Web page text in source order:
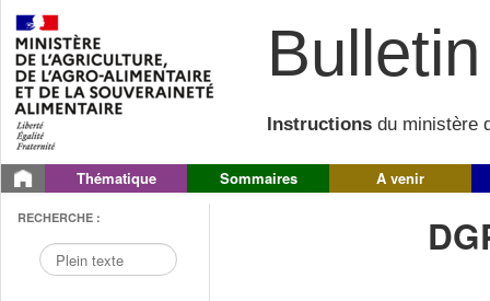
Instructions du ministère
Thématique Sommaires A venir
RECHERCHE :